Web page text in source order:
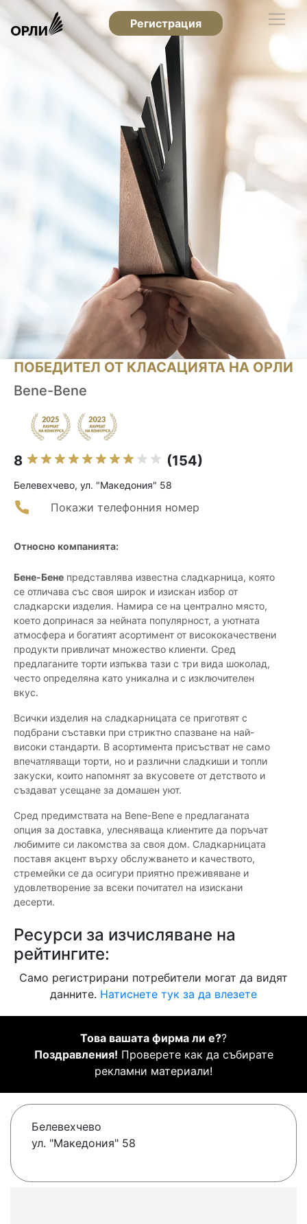
Регистрация
ПОБЕДИТЕЛ ОТ КЛАСАЦИЯТА НА ОРЛИ
Bene-Bene
8 (154)
Белевехчево, ул. "Македония" 58
Покажи телефонния номер
Относно компанията:
Бене-Бене представлява известна сладкарница, която
се отличава със своя широк и изискан избор от
сладкарски изделия. Намира се на централно място,
което допринася за нейната популярност, а уютната
атмосфера и богатият асортимент от висококачествени
продукти привличат множество клиенти. Сред
предлаганите торти изпъква тази с три вида шоколад,
често определяна като уникална и с изключителен
вкус.
Всички изделия на сладкарницата се приготвят с
подбрани съставки при стриктно спазване на най-
високи стандарти. В асортимента присъстват не само
впечатляващи торти, но и различни сладкиши и топли
закуски, които напомнят за вкусовете от детството и
създават усещане за домашен уют.
Сред предимствата на Bene-Bene е предлаганата
опция за доставка, улесняваща клиентите да поръчат
любимите си лакомства за своя дом. Сладкарницата
поставя акцент върху обслужването и качеството,
стремейки се да осигури приятно преживяване и
удовлетворение за всеки почитател на изискани
десерти.
Ресурси за изчисляване на
рейтингите:
Само регистрирани потребители могат да видят
данните. Натиснете тук за да влезете
Това вашата фирма ли е??
Поздравления! Проверете как да събирате
рекламни материали!
Белевехчево
ул. "Македония" 58